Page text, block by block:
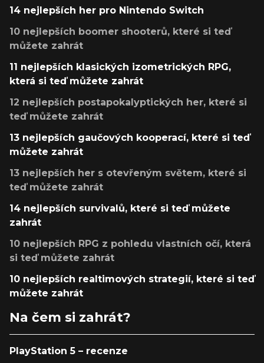
14 nejlepších her pro Nintendo Switch
10 nejlepších boomer shooterů, které si teď
můžete zahrát
11 nejlepších klasických izometrických RPG,
která si teď můžete zahrát
12 nejlepších postapokalyptických her, které si
teď můžete zahrát
13 nejlepších gaučových kooperací, které si teď
můžete zahrát
13 nejlepších her s otevřeným světem, které si
teď můžete zahrát
14 nejlepších survivalů, které si teď můžete
zahrát
10 nejlepších RPG z pohledu vlastních očí, která
si teď můžete zahrát
10 nejlepších realtimových strategií, které si teď
můžete zahrát
Na čem si zahrát?
PlayStation 5 – recenze